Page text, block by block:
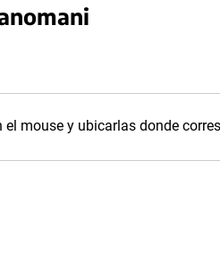
mouse y ubicarlas donde